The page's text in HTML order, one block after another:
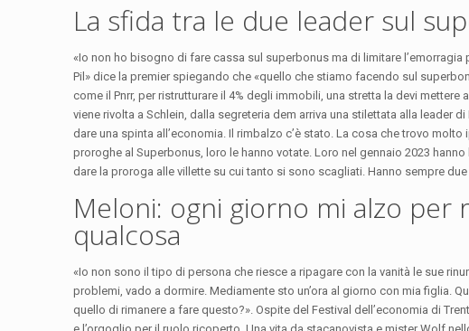
La sfida tra le due leader sul
«Io non ho bisogno di fare cassa sul superbonus ma di limitare
Pil» dice la premier spiegando che «quello che stiamo facendo sul
come il Pnrr, per ristrutturare il 4% degli immobili, una stretta la devi
viene rivolta a Schlein, dalla segreteria dem arriva una stilettata alla leader
dare una spinta all’economia. Il rimbalzo c’è stato. La cosa che trovo
proroghe al Superbonus, loro le hanno votate. Loro nel gennaio 2023
dare la proroga alle villette su cui tanto si sono scagliati. Hanno sempre due
Meloni: ogni giorno mi alzo per
qualcosa
«Io non sono il tipo di persona che riesce a ripagare con la vanità le sue
problemi, vado a dormire. Mediamente sto un’ora al giorno con mia figlia.
quello di rimanere a fare questo?». Ospite del Festival dell’economia di